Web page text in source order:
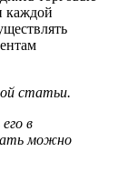
каждой
статьи.
в
можно